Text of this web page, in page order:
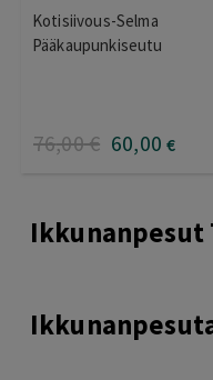
Kotisiivous-Selma
Pääkaupunkiseutu
76,00€ 60,00 €
Ikkunanpesut